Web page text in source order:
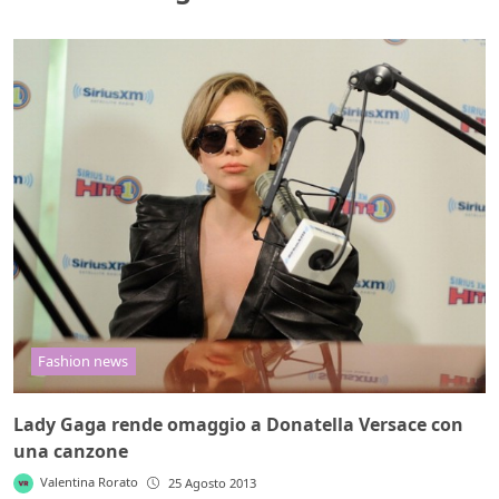
Fashion news
Lady Gaga rende omaggio a Donatella Versace con
una canzone
Valentina Rorato 25 Agosto 2013